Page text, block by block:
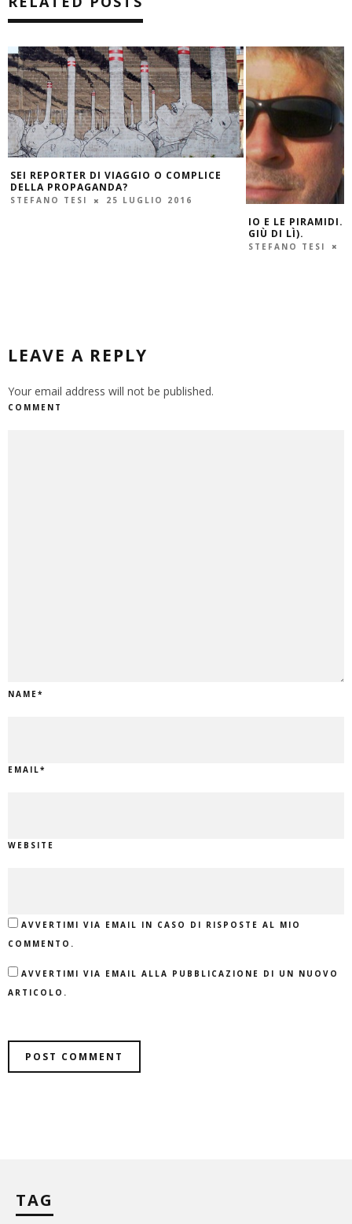
REPORTER DI VIAGGIO O COMPLICE
PROPAGANDA?
TESI 25 LUGLIO 2016
IO E LE PIRAMIDI.
GIÙ DI LÌ).
STEFANO TESI 4
LEAVE A REPLY
Your email address will not be published.
COMMENT
NAME*
EMAIL*
WEBSITE
AVVERTIMI VIA EMAIL IN CASO DI RISPOSTE AL MIO
COMMENTO.
AVVERTIMI VIA EMAIL ALLA PUBBLICAZIONE DI UN NUOVO
ARTICOLO.
TAG